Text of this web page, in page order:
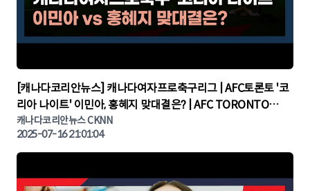
▶
[캐나다코리안뉴스] 캐나다여자프로축구리그 | AFC토론토 '코
리아 나이트' 이민아, 홍혜지 맞대결은? | AFC TORONTO
KOREA NIGHT | 캐나다뉴스 | 토론토뉴스
캐나다코리안뉴스 CKNN
2025-07-16 21:01:04